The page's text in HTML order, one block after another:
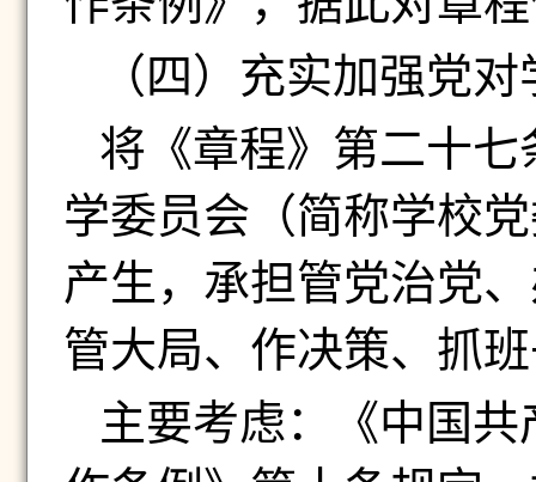
（四） 充实加强党
将《章程》第二十
学委员会（简称学校
产生，承担管党治党
管大局、作决策、抓
主要考虑：《中国